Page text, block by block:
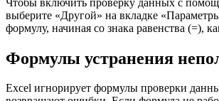
выберите «Другой» на вкладке
формулу, начиная со знака равенства (=),
Формулы устранения
Excel игнорирует формулы проверки